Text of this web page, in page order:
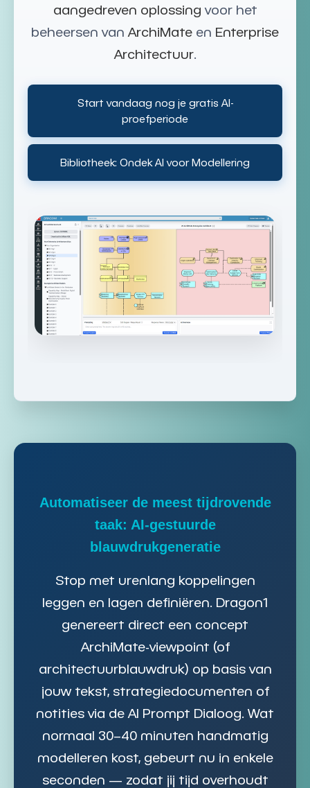
aangedreven oplossing voor het
beheersen van ArchiMate en Enterprise
Architectuur.
Start vandaag nog je gratis AI-
proefperiode
Bibliotheek: Ondek AI voor Modellering
Automatiseer de meest tijdrovende
taak: AI-gestuurde
blauwdrukgeneratie
Stop met urenlang koppelingen
leggen en lagen definiëren. Dragon1
genereert direct een concept
ArchiMate-viewpoint (of
architectuurblauwdruk) op basis van
jouw tekst, strategiedocumenten of
notities via de AI Prompt Dialoog. Wat
normaal 30–40 minuten handmatig
modelleren kost, gebeurt nu in enkele
seconden — zodat jij tijd overhoudt